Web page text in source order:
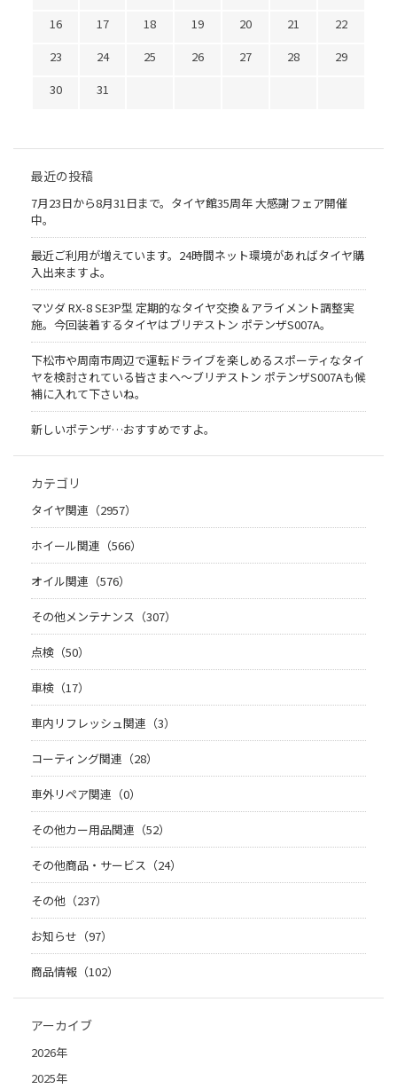
16
17 18 19 20 21
22
23
24 25 26 27 28
29
30
31
最近の投稿
7月23日から8月31日まで。タイヤ館35周年 大感謝フェア開催
中。
最近ご利用が増えています。24時間ネット環境があればタイヤ購
入出来ますよ。
マツダ RX-8 SE3P型 定期的なタイヤ交換＆アライメント調整実
施。今回装着するタイヤはブリヂストン ポテンザS007A。
下松市や周南市周辺で運転ドライブを楽しめるスポーティなタイ
ヤを検討されている皆さまへ〜ブリヂストン ポテンザS007Aも候
補に入れて下さいね。
新しいポテンザ…おすすめですよ。
カテゴリ
タイヤ関連（2957）
ホイール関連（566）
オイル関連（576）
その他メンテナンス（307）
点検（50）
車検（17）
車内リフレッシュ関連（3）
コーティング関連（28）
車外リペア関連（0）
その他カー用品関連（52）
その他商品・サービス（24）
その他（237）
お知らせ（97）
商品情報（102）
アーカイブ
2026年
2025年